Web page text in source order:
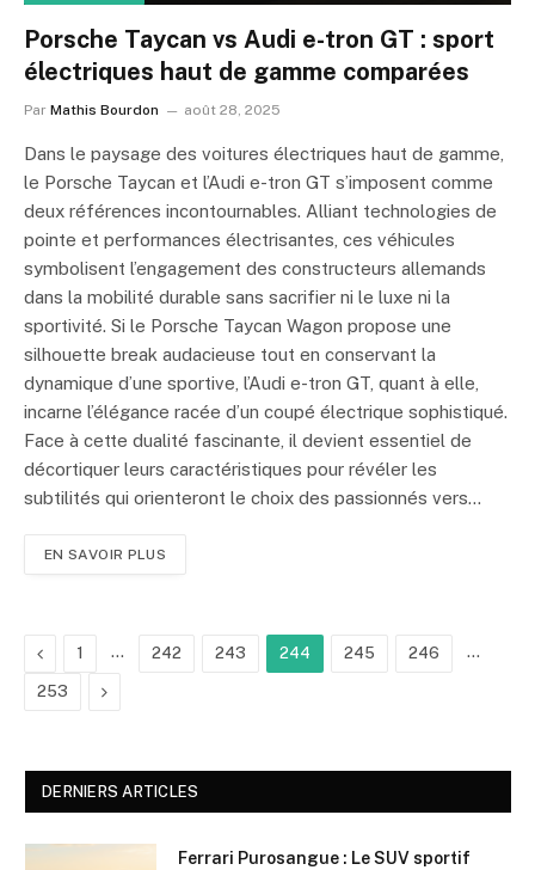
Porsche Taycan vs Audi e-tron GT : sport
électriques haut de gamme comparées
Par Mathis Bourdon août 28, 2025
Dans le paysage des voitures électriques haut de gamme,
le Porsche Taycan et l’Audi e-tron GT s’imposent comme
deux références incontournables. Alliant technologies de
pointe et performances électrisantes, ces véhicules
symbolisent l’engagement des constructeurs allemands
dans la mobilité durable sans sacrifier ni le luxe ni la
sportivité. Si le Porsche Taycan Wagon propose une
silhouette break audacieuse tout en conservant la
dynamique d’une sportive, l’Audi e-tron GT, quant à elle,
incarne l’élégance racée d’un coupé électrique sophistiqué.
Face à cette dualité fascinante, il devient essentiel de
décortiquer leurs caractéristiques pour révéler les
subtilités qui orienteront le choix des passionnés vers…
EN SAVOIR PLUS
Précédent
1 … 242 243 244 245 246 …
253 Suivant
DERNIERS ARTICLES
Ferrari Purosangue : Le SUV sportif